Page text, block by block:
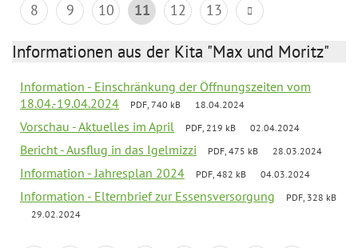
8
9 10 11 12 13
Informationen aus der Kita "Max und Moritz"
Information - Einschränkung der Öffnungszeiten vom
18.04.-19.04.2024
PDF, 740 kB 18.04.2024
Vorschau - Aktuelles im April PDF, 219 kB 02.04.2024
Bericht - Ausflug in das Igelmizzi PDF, 475 kB 28.03.2024
Information - Jahresplan 2024 PDF, 482 kB 04.03.2024
Information - Elternbrief zur Essensversorgung
PDF, 328 kB
29.02.2024